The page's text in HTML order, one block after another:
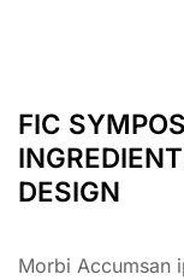
FIC
DESIGN
Morbi Accumsan